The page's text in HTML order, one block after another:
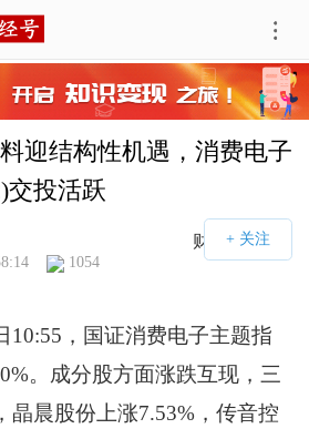
迎结构性机遇，消费电子
交投活跃
财经号APP
1054
10:55，国证消费电子主题指
。成分股方面涨跌互现，三
晶晨股份上涨7.53%，传音控